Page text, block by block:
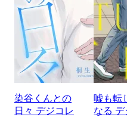
染谷くんとの
日々 デジコレ
嘘も転
なる デ